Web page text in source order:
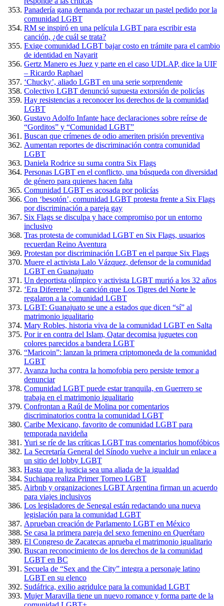
Panadería gana demanda por rechazar un pastel pedido por la
comunidad LGBT
RM se inspiró en una película LGBT para escribir esta
canción, ¿de cuál se trata?
Exige comunidad LGBT bajar costo en trámite para el cambio
de identidad en Nayarit
Gertz Manero es Juez y parte en el caso UDLAP, dice la UIF
– Ricardo Raphael
‘Chucky’, aliado LGBT en una serie sorprendente
Colectivo LGBT denunció supuesta extorsión de policías
Hay resistencias a reconocer los derechos de la comunidad
LGBT
Gustavo Adolfo Infante hace declaraciones sobre reírse de
“Gorditos” y “Comunidad LGBT”
Buscan que crímenes de odio ameriten prisión preventiva
Aumentan reportes de discriminación contra comunidad
LGBT
Daniela Rodrice su suma contra Six Flags
Personas LGBT en el conflicto, una búsqueda con diversidad
de género para quienes hacen falta
Comunidad LGBT es acosada por policías
Con ‘besotón’, comunidad LGBT protesta frente a Six Flags
por discriminación a pareja gay
Six Flags se disculpa y hace compromiso por un entorno
inclusivo
Tras protesta de comunidad LGBT en Six Flags, usuarios
recuerdan Reino Aventura
Protestan por discriminación LGBT en el parque Six Flags
Muere el activista Lalo Vázquez, defensor de la comunidad
LGBT en Guanajuato
Un deportista olímpico y activista LGBT murió a los 32 años
‘Era Diferente’, la canción que Los Tigres del Norte le
regalaron a la comunidad LGBT
LGBT: Guanajuato se une a estados que dicen “sí” al
matrimonio igualitario
Mary Robles, historia viva de la comunidad LGBT en Salta
Por ir en contra del Islam, Qatar decomisa juguetes con
colores parecidos a bandera LGBT
“Maricoin”: lanzan la primera criptomoneda de la comunidad
LGBT
Avanza lucha contra la homofobia pero persiste temor a
denunciar
Comunidad LGBT puede estar tranquila, en Guerrero se
trabaja en el matrimonio igualitario
Confrontan a Raúl de Molina por comentarios
discriminatorios contra la comunidad LGBT
Caribe Mexicano, favorito de comunidad LGBT para
temporada navideña
Yuri se ríe de las críticas LGBT tras comentarios homofóbicos
La Secretaría General del Sínodo vuelve a incluir un enlace a
un sitio del lobby LGBT
Hasta que la justicia sea una aliada de la igualdad
Suchiapa realiza Primer Torneo LGBT
Airbnb y organizaciones LGBT Argentina firman un acuerdo
para viajes inclusivos
Los legisladores de Senegal están redactando una nueva
legislación para la comunidad LGBT
Aprueban creación de Parlamento LGBT en México
Se casa la primera pareja del sexo femenino en Querétaro
El Congreso de Zacatecas aprueba el matrimonio igualitario
Buscan reconocimiento de los derechos de la comunidad
LGBT en BC
Secuela de “Sex and the City” integra a personaje latino
LGBT en su elenco
Sudáfrica, exilio agridulce para la comunidad LGBT
Mujer Maravilla tiene un nuevo romance y forma parte de la